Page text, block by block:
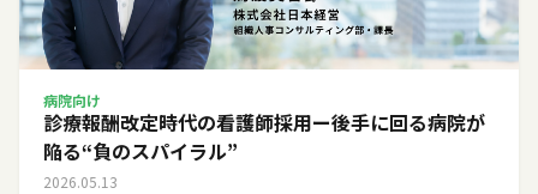
病院向け
診療報酬改定時代の看護師採用ー後手に回る病院が
陥る“負のスパイラル”
2026.05.13